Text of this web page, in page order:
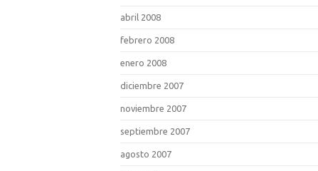
abril 2008
febrero 2008
enero 2008
diciembre 2007
noviembre 2007
septiembre 2007
agosto 2007